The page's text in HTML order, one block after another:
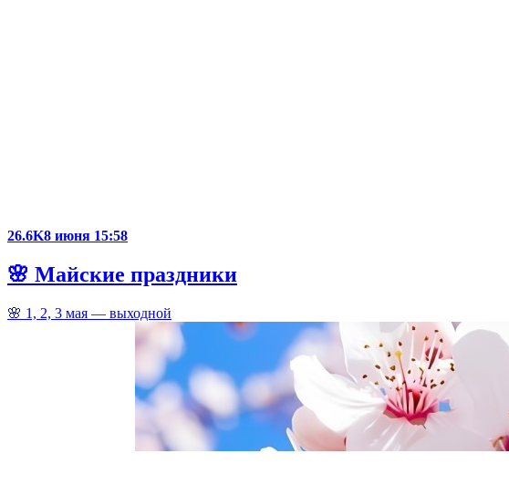
26.6K8 июня 15:58
🌸 Майские праздники
🌸 1, 2, 3 мая — выходной